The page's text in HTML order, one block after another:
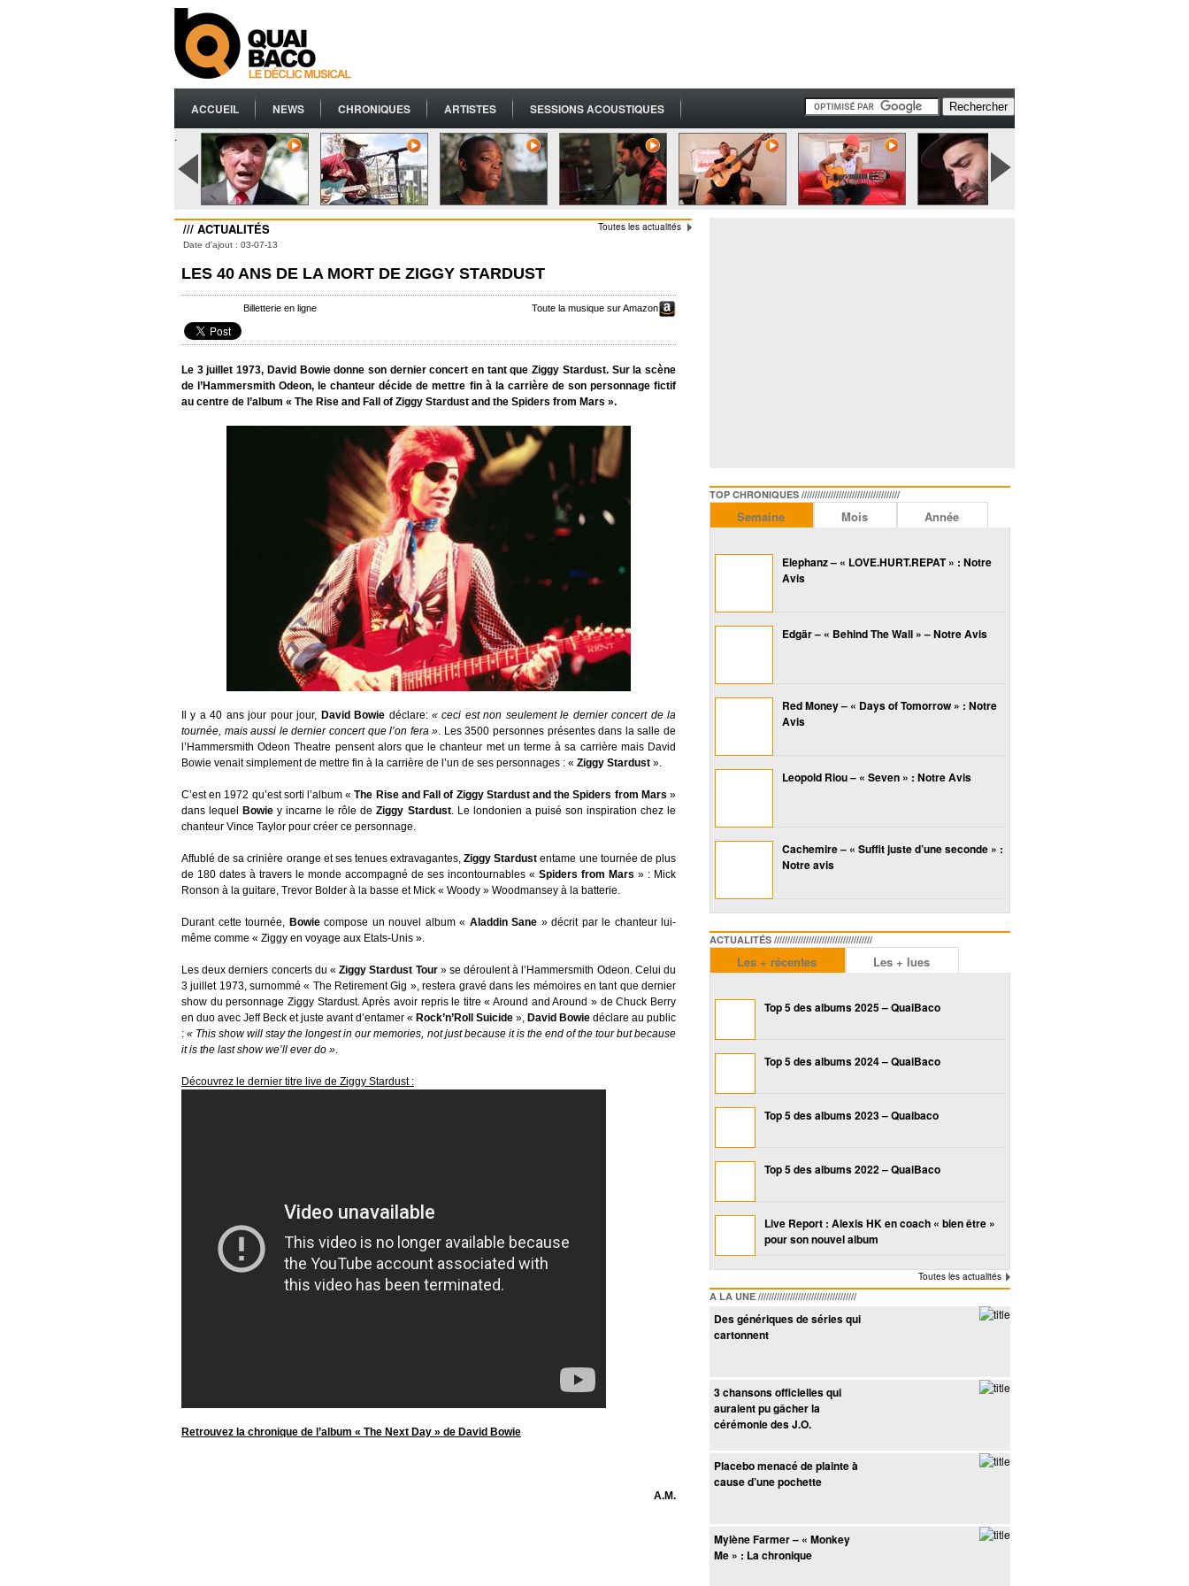
ACCUEIL NEWS CHRONIQUES ARTISTES SESSIONS ACOUSTIQUES
.
/// ACTUALITÉS Toutes les actualités
Date d'ajout : 03-07-13
LES 40 ANS DE LA MORT DE ZIGGY STARDUST
Billetterie en ligne Toute la musique sur Amazon
Le 3 juillet 1973, David Bowie donne son dernier concert en tant que Ziggy Stardust. Sur la scène
de l’Hammersmith Odeon, le chanteur décide de mettre fin à la carrière de son personnage fictif
au centre de l’album « The Rise and Fall of Ziggy Stardust and the Spiders from Mars ».
Il y a 40 ans jour pour jour, David Bowie déclare: « ceci est non seulement le dernier concert de la
tournée, mais aussi le dernier concert que l’on fera ». Les 3500 personnes présentes dans la salle de
l’Hammersmith Odeon Theatre pensent alors que le chanteur met un terme à sa carrière mais David
Bowie venait simplement de mettre fin à la carrière de l’un de ses personnages : « Ziggy Stardust ».
C’est en 1972 qu’est sorti l’album «The Rise and Fall of Ziggy Stardust and the Spiders from Mars »
dans lequel
Bowie y incarne le rôle deZiggy Stardust. Le londonien a puisé son inspiration chez le
chanteur Vince Taylor pour créer ce personnage.
Affublé de sa crinière orange et ses tenues extravagantes,Ziggy Stardust entame une tournée de plus
de 180 dates à travers le monde accompagné de ses incontournables « Spiders from Mars » : Mick
Ronson à la guitare, Trevor Bolder à la basse et Mick « Woody » Woodmansey à la batterie.
Durant cette tournée, Bowiecompose un nouvel album « Aladdin Sane » décrit par le chanteur lui-
même comme « Ziggy en voyage aux Etats-Unis ».
Les deux derniers concerts du « Ziggy Stardust Tour» se déroulent à l’Hammersmith Odeon. Celui du
3 juillet 1973, surnommé « The Retirement Gig », restera gravé dans les mémoires en tant que dernier
show du personnage Ziggy Stardust. Après avoir repris le titre « Around and Around » de Chuck Berry
en duo avec Jeff Beck et juste avant d’entamer « Rock’n’Roll Suicide », David Bowie déclare au public
:« This show will stay the longest in our memories, not just because it is the end of the tour but because
it is the last show we’ll ever do ».
Découvrez le dernier titre live de Ziggy Stardust :
Retrouvez la chronique de l’album « The Next Day » de David Bowie
A.M.
TOP CHRONIQUES /////////////////////////////////////
Semaine Mois Année
Elephanz – « LOVE.HURT.REPAT » : Notre
Avis
Edgär – « Behind The Wall » – Notre Avis
Red Money – « Days of Tomorrow » : Notre
Avis
Leopold Riou – « Seven » : Notre Avis
Cachemire – « Suffit juste d’une seconde » :
Notre avis
ACTUALITÉS /////////////////////////////////////
Les + récentes Les + lues
Top 5 des albums 2025 – QuaiBaco
Top 5 des albums 2024 – QuaiBaco
Top 5 des albums 2023 – Quaibaco
Top 5 des albums 2022 – QuaiBaco
Live Report : Alexis HK en coach « bien être »
pour son nouvel album
Toutes les actualités
A LA UNE /////////////////////////////////////
Des génériques de séries qui
cartonnent
3 chansons officielles qui
auraient pu gâcher la
cérémonie des J.O.
Placebo menacé de plainte à
cause d’une pochette
Mylène Farmer – « Monkey
Me » : La chronique